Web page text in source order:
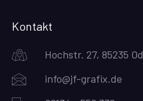
Kontakt
Hochstr. 27, 85235
info@jf-grafix.de